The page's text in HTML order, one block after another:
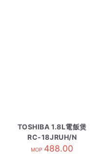
TOSHIBA 1.8L電飯煲
RC-18JRUH/N
MOP 488.00